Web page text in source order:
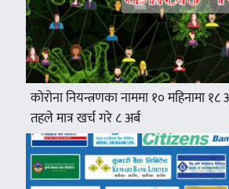
कोरोना नियन्त्रणका नाममा १० महिनामा १८
तहले मात्र खर्च गरे ८ अर्ब